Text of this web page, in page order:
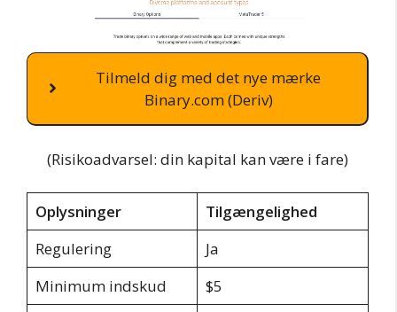
Tilmeld dig med det nye mærke
Binary.com (Deriv)
(Risikoadvarsel: din kapital kan være i fare)
Oplysninger
Tilgængelighed
Regulering
Ja
Minimum indskud
$5